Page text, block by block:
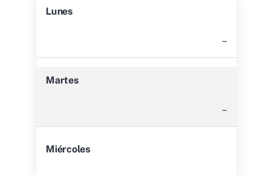
Lunes
–
Martes
–
Miércoles